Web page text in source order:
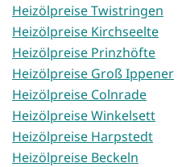
Heizölpreise Twistringen
Heizölpreise Kirchseelte
Heizölpreise Prinzhöfte
Heizölpreise Groß Ippener
Heizölpreise Colnrade
Heizölpreise Winkelsett
Heizölpreise Harpstedt
Heizölpreise Beckeln